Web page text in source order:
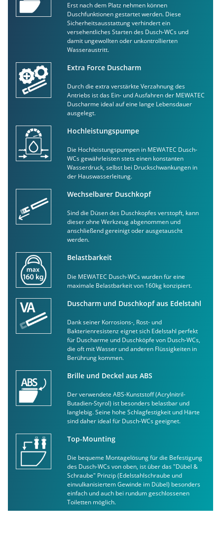
Erst nach dem Platz nehmen können
Duschfunktionen gestartet werden. Diese
Sicherheitsausstattung verhindert ein
versehentliches Starten des Dusch-WCs und
damit ungewollten oder unkontrollierten
Wasseraustritt.
Extra Force Duscharm
Durch die extra verstärkte Verzahnung des
Antriebs ist das Ein- und Ausfahren der MEWATEC
Duscharme ideal auf eine lange Lebensdauer
ausgelegt.
Hochleistungspumpe
Die Hochleistungspumpen in MEWATEC Dusch-
WCs gewährleisten stets einen konstanten
Wasserdruck, selbst bei Druckschwankungen in
der Hauswasserleitung.
Wechselbarer Duschkopf
Sind die Düsen des Duschkopfes verstopft, kann
dieser ohne Werkzeug abgenommen und
anschließend gereinigt oder ausgetauscht
werden.
Belastbarkeit
Die MEWATEC Dusch-WCs wurden für eine
maximale Belastbarkeit von 160kg konzipiert.
Duscharm und Duschkopf aus Edelstahl
Dank seiner Korrosions-, Rost- und
Bakterienresistenz eignet sich Edelstahl perfekt
für Duscharme und Duschköpfe von Dusch-WCs,
die oft mit Wasser und anderen Flüssigkeiten in
Berührung kommen.
Brille und Deckel aus ABS
Der verwendete ABS-Kunststoff (Acrylnitril-
Butadien-Styrol) ist besonders belastbar und
langlebig. Seine hohe Schlagfestigkeit und Härte
sind daher ideal für Dusch-WCs geeignet.
Top-Mounting
Die bequeme Montagelösung für die Befestigung
des Dusch-WCs von oben, ist über das "Dübel &
Schraube" Prinzip (Edelstahlschraube und
einvulkanisiertem Gewinde im Dübel) besonders
einfach und auch bei rundum geschlossenen
Toiletten möglich.